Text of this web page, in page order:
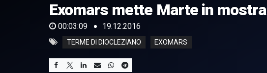
9
seconds Volume
0%
Exomars mette Marte in mostra
00:03:09 19.12.2016
TERME DI DIOCLEZIANO EXOMARS